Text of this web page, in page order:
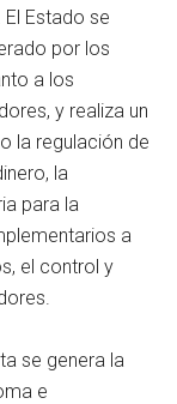
Estado se
por los
a los
y realiza un
la regulación de
la
para la
a
el control y
se genera la
e